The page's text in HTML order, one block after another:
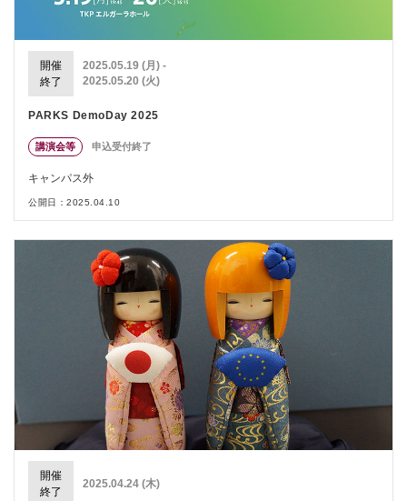
開催
終了
2025.05.19 (月) -
2025.05.20 (火)
PARKS DemoDay 2025
講演会等 申込受付終了
キャンパス外
公開日：2025.04.10
開催
終了
2025.04.24 (木)